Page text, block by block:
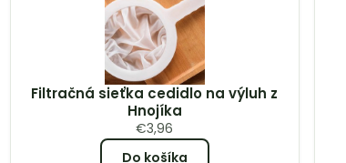
Filtračná sieťka cedidlo na výluh z
Hnojíka
€3,96
Do košíka